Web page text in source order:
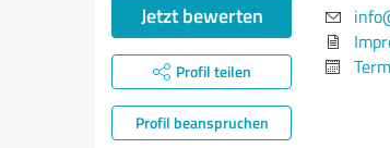
Jetzt bewerten
Profil teilen
Profil beanspruchen